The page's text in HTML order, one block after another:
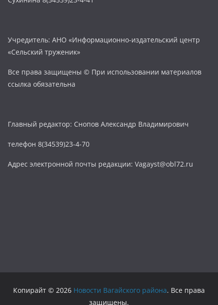
Учредитель: АНО «Информационно-издательский центр
«Сельский труженик»
Все права защищены © При использовании материалов
ссылка обязательна
Главный редактор: Снопов Александр Владимирович
телефон 8(34539)23-4-70
Адрес электронной почты редакции: Vagayst@obl72.ru
Копирайт © 2026 Новости Вагайского района. Все права
защищены.